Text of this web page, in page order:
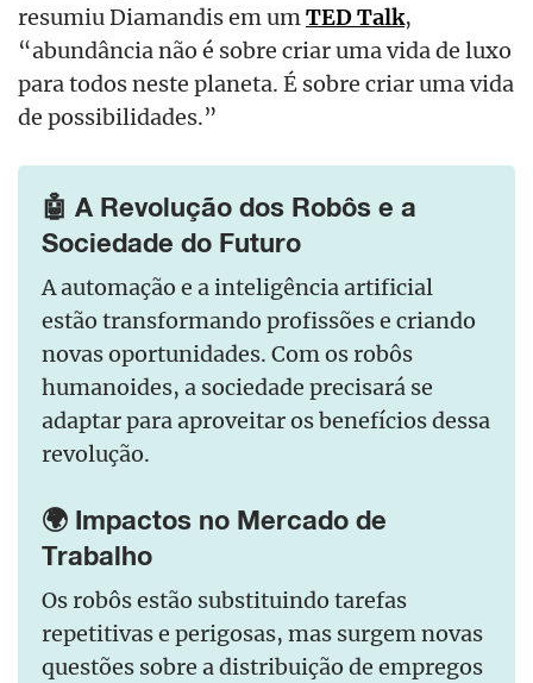
resumiu Diamandis em um TED Talk,
“abundância não é sobre criar uma vida de luxo
para todos neste planeta. É sobre criar uma vida
de possibilidades.”
🤖 A Revolução dos Robôs e a
Sociedade do Futuro
A automação e a inteligência artificial
estão transformando profissões e criando
novas oportunidades. Com os robôs
humanoides, a sociedade precisará se
adaptar para aproveitar os benefícios dessa
revolução.
🌍 Impactos no Mercado de
Trabalho
Os robôs estão substituindo tarefas
repetitivas e perigosas, mas surgem novas
questões sobre a distribuição de empregos